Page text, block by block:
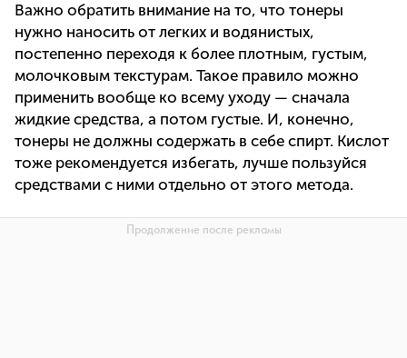
Важно обратить внимание на то, что тонеры
нужно наносить от легких и водянистых,
постепенно переходя к более плотным, густым,
молочковым текстурам. Такое правило можно
применить вообще ко всему уходу — сначала
жидкие средства, а потом густые. И, конечно,
тонеры не должны содержать в себе спирт. Кислот
тоже рекомендуется избегать, лучше пользуйся
средствами с ними отдельно от этого метода.